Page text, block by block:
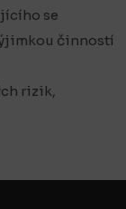
se
činností
rizik,